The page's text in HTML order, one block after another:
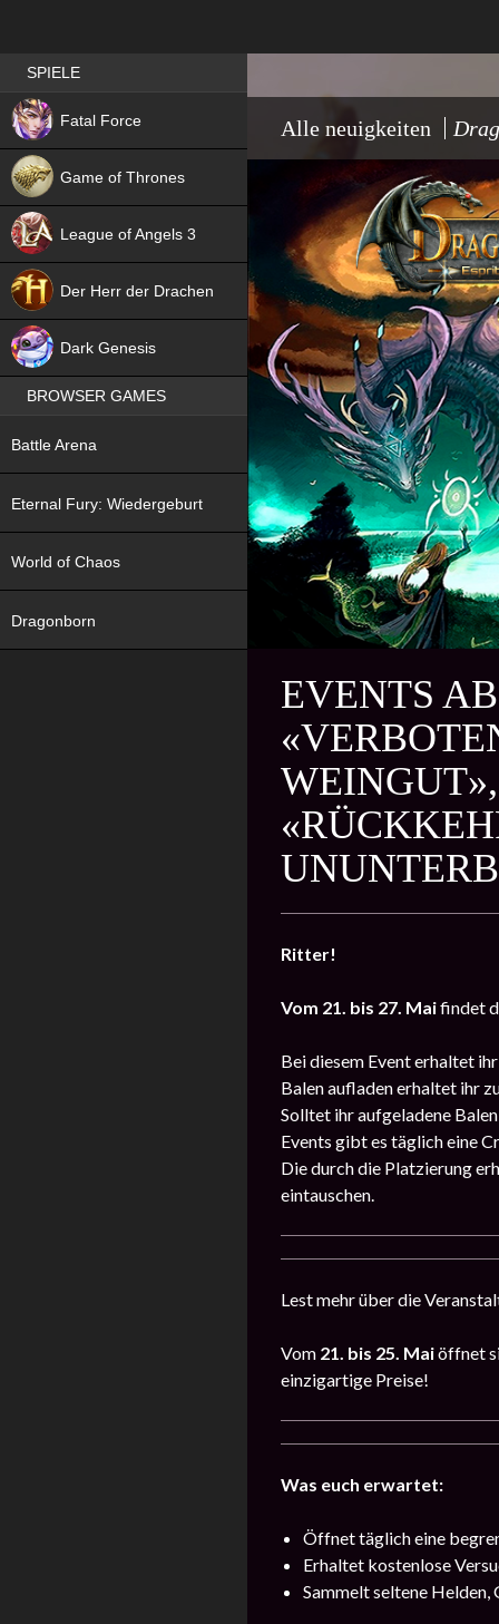
Alle neuigkeiten
EVENTS
Ritter!
Vom 21. bis 27. Maifindet
Bei diesem Event erhaltet
Balen aufladen erhaltet ihr
Solltet ihr aufgeladene
Events gibt es täglich eine
Die durch die Platzierung
eintauschen.
Lest mehr über die
Vom 21. bis 25. Maiöffnet
einzigartige Preise!
Was euch erwartet:
Öffnet täglich eine
Erhaltet kostenlose
Sammelt seltene Helden,
Best RPG games in Germany
SPIELE
Fatal Force
NEW
Game of Thrones
League of Angels 3
Der Herr der Drachen
Dark Genesis
BROWSER GAMES
Battle Arena
Eternal Fury: Wiedergeburt
World of Chaos
Dragonborn